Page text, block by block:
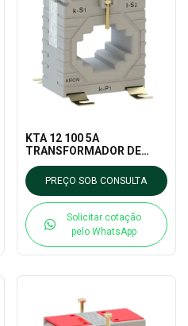
KTA 12 100 5A
TRANSFORMADOR DE
CORRENTE KRON
MEDIDORES
PREÇO SOB CONSULTA
Solicitar cotação
pelo WhatsApp